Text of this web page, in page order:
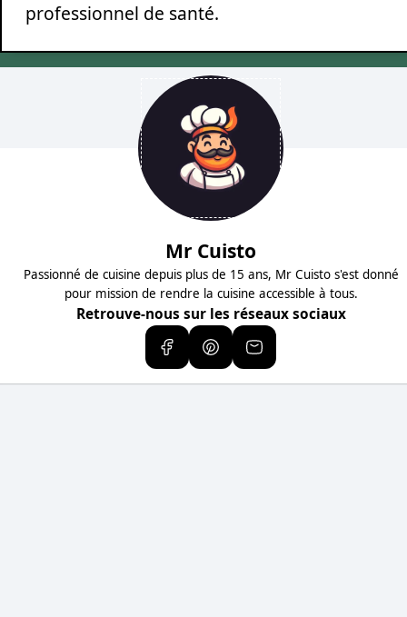
professionnel de santé.
Mr Cuisto
Passionné de cuisine depuis plus de 15 ans, Mr Cuisto s'est donné
pour mission de rendre la cuisine accessible à tous.
Retrouve-nous sur les réseaux sociaux